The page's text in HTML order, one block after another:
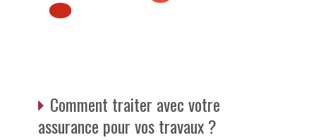
Comment traiter avec votre
assurance pour vos travaux ?